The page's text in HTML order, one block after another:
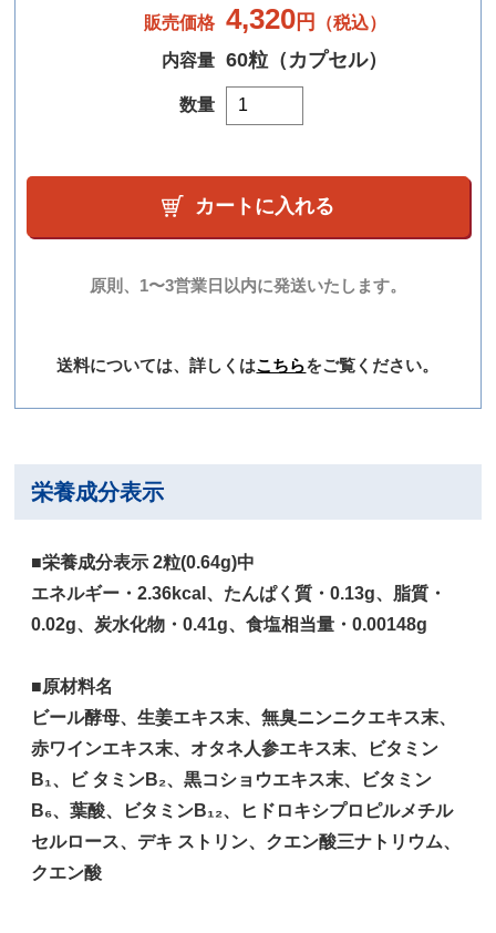
販売価格 4,320 円
（税込）
内容量 60粒（カプセル）
数量
カートに入れる
原則、1〜3営業日以内に発送いたします。
送料については、詳しくはこちらをご覧ください。
栄養成分表示
■栄養成分表示 2粒(0.64g)中
エネルギー・2.36kcal、たんぱく質・0.13g、脂質・
0.02g、炭水化物・0.41g、食塩相当量・0.00148g
■原材料名
ビール酵母、生姜エキス末、無臭ニンニクエキス末、
赤ワインエキス末、オタネ人参エキス末、ビタミン
B₁、ビ タミンB₂、黒コショウエキス末、ビタミン
B₆、葉酸、ビタミンB₁₂、ヒドロキシプロピルメチル
セルロース、デキ ストリン、クエン酸三ナトリウム、
クエン酸